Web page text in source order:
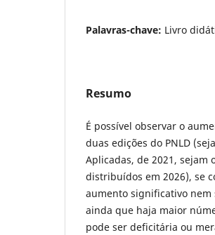
Palavras-chave: Livro
Resumo
É possível observar o
duas edições do PNLD
Aplicadas, de 2021, sejam
distribuídos em 2026), se
aumento significativo
ainda que haja maior
pode ser deficitária ou